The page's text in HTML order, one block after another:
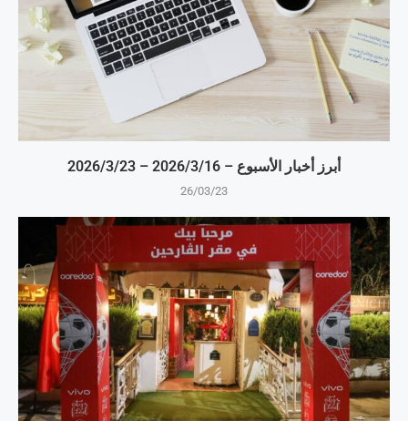
أبرز أخبار الأسبوع – 16‏/3‏/2026 – 23‏/3‏/2026
26/03/23